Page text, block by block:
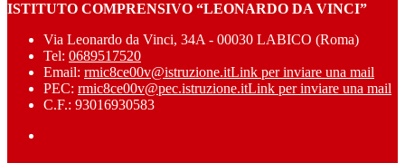
ISTITUTO COMPRENSIVO “LEONARDO DA VINCI”
Via Leonardo da Vinci, 34A - 00030 LABICO (Roma)
Tel: 0689517520
Email: rmic8ce00v@istruzione.itLink per inviare una mail
PEC: rmic8ce00v@pec.istruzione.itLink per inviare una mail
C.F.: 93016930583